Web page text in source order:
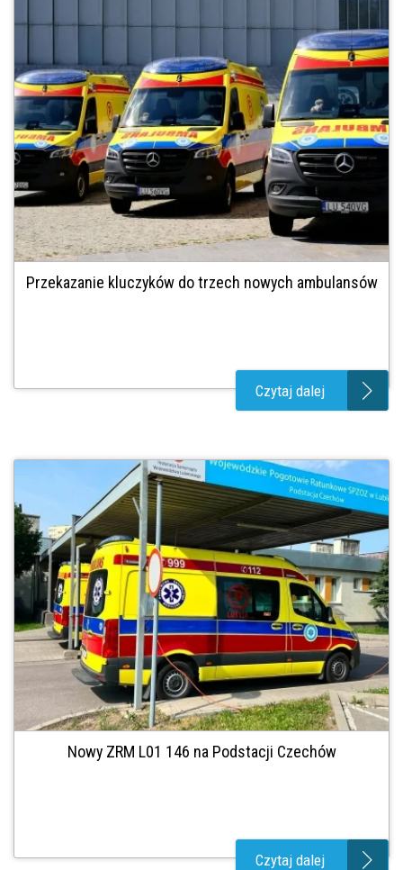
Przekazanie kluczyków do trzech nowych ambulansów
Czytaj dalej
Nowy ZRM L01 146 na Podstacji Czechów
Czytaj dalej